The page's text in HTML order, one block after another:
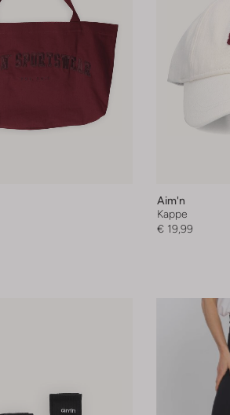
Aim'n
Kappe
€ 19,99